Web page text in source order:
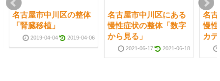
名古屋市中川区の整体
「腎臓移植」
2019-04-04 2019-04-06
名古屋市中川区にある
慢性症状の整体「数字
から見る」
2021-06-17 2021-06-18
名
慢
カ